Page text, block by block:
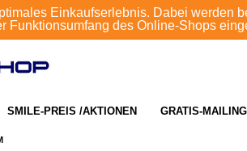
Einkaufserlebnis. Dabei
Funktionsumfang des Online-Shops
SMILE-PREIS /AKTIONEN GRATIS-